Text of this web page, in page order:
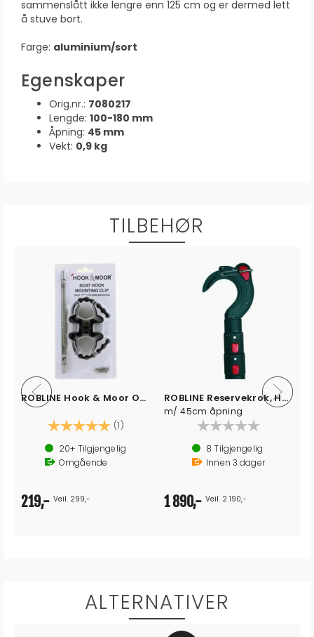
sammenslått ikke lengre enn 125 cm og er dermed lett
å stuve bort.
Farge: aluminium/sort
Egenskaper
Orig.nr.: 7080217
Lengde: 100-180 mm
Åpning: 45 mm
Vekt: 0,9 kg
TILBEHØR
ROBLINE Hook & Moor Oppbevarings kit
Karakter: (1)
20+ Tilgjengelig
Omgående
219,- Veil. 299,-
ROBLINE Reservekrok, Hook & Moor Vario
m/ 45cm åpning
8 Tilgjengelig
Innen 3 dager
1 890,- Veil. 2 190,-
ALTERNATIVER